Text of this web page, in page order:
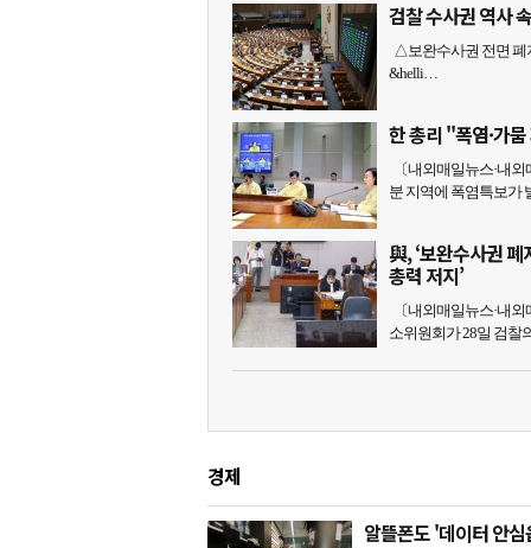
검찰 수사권 역사
△보완수사권 전면
&helli…
한 총리 "폭염·가
〔내외매일뉴스·내
분 지역에 폭염특보가
與, ‘보완수사권
총력 저지’
〔내외매일뉴스·내
소위원회가 28일 검
경제
알뜰폰도 '데이터 안